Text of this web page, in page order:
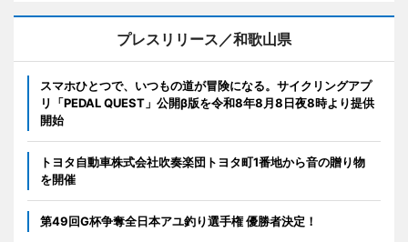
プレスリリース／和歌山県
スマホひとつで、いつもの道が冒険になる。サイクリングアプ
リ「PEDAL QUEST」公開β版を令和8年8月8日夜8時より提供
開始
トヨタ自動車株式会社吹奏楽団トヨタ町1番地から音の贈り物
を開催
第49回G杯争奪全日本アユ釣り選手権 優勝者決定！